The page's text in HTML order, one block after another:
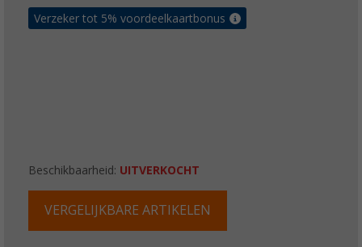
Verzeker tot 5% voordeelkaartbonus
Beschikbaarheid: UITVERKOCHT
VERGELIJKBARE ARTIKELEN